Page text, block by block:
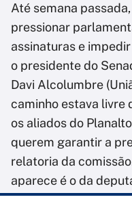
Até semana
pressionar
assinaturas e
o presidente do
Davi Alcolumbre
caminho estava livre
os aliados do
querem garantir a
relatoria da
aparece é o da